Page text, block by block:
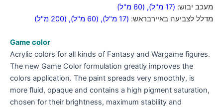
מעכב יבוש: (17 מ"ל) , (60 מ"ל)
מדלל לצביעה באיירבראש: (17 מ"ל) , (60 מ"ל) , (200 מ"ל)
Game color
Acrylic colors for all kinds of Fantasy and Wargame figures.
The new Game Color formulation greatly improves the
colors application. The paint spreads very smoothly, is
more fluid, opaque and contains a high pigment saturation,
chosen for their brightness, maximum stability and